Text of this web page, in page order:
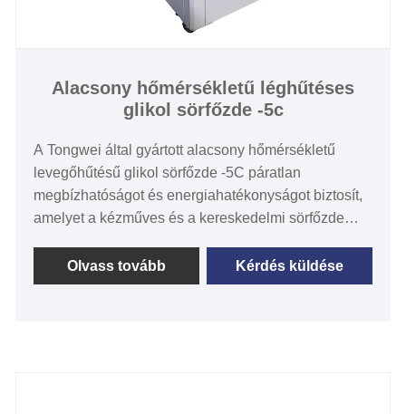
Alacsony hőmérsékletű léghűtéses
glikol sörfőzde -5c
A Tongwei által gyártott alacsony hőmérsékletű
levegőhűtésű glikol sörfőzde -5C páratlan
megbízhatóságot és energiahatékonyságot biztosít,
amelyet a kézműves és a kereskedelmi sörfőzde
robusztus léghűtéses technológiával ez a hűtő
biztosítja -35 ° C -os -5 ° C -os hőmérséklet -
Olvass tovább Kérdés küldése